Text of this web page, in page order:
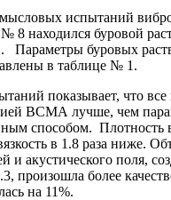
испытаний
находился буровой
Параметры буровых
в таблице № 1.
показывает, что все
ВСМА лучше, чем
способом.
в 1.8 раза ниже.
и акустического поля,
более
на 11%.